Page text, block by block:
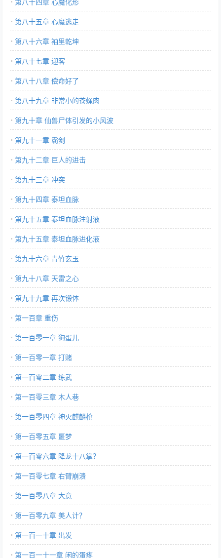
第八十五章 心魔逃走
第八十六章 袖里乾坤
第八十七章 迎客
第八十八章 偿命好了
第八十九章 非常小的苍蝇肉
第九十章 仙兽尸体引发的小风波
第九十一章 霸剑
第九十二章 巨人的进击
第九十三章 冲突
第九十四章 泰坦血脉
第九十五章 泰坦血脉注射液
第九十五章 泰坦血脉进化液
第九十六章 青竹玄玉
第九十八章 天雷之心
第九十九章 再次锻体
第一百章 重伤
第一百零一章 狗蛋儿
第一百零一章 打赌
第一百零二章 练武
第一百零三章 木人巷
第一百零四章 神火麒麟枪
第一百零五章 噩梦
第一百零六章 降龙十八掌？
第一百零七章 右臂崩溃
第一百零八章 大意
第一百零九章 美人计？
第一百一十章 出发
第一百一十一章 闲的蛋疼